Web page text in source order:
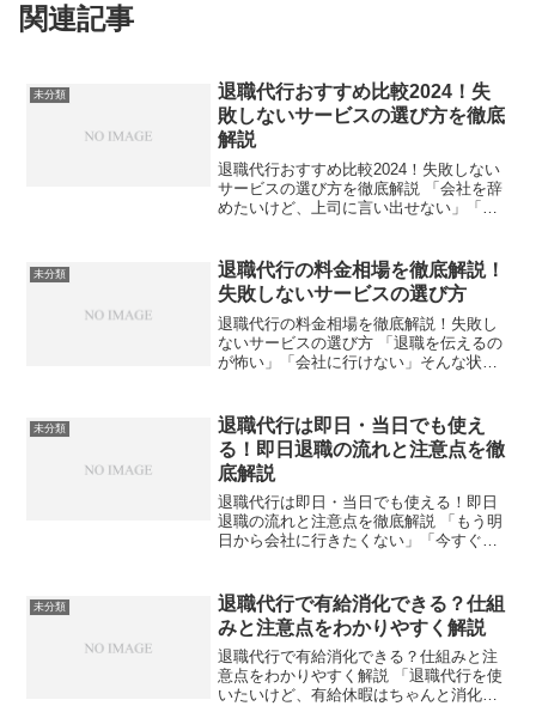
関連記事
未分類
退職代行おすすめ比較2024！失
敗しないサービスの選び方を徹底
解説
退職代行おすすめ比較2024！失敗しない
サービスの選び方を徹底解説 「会社を辞
めたいけど、上司に言い出せない」「毎
行サービスです。本記事では、退職代行
の選び方のポイント...
未分類
退職代行の料金相場を徹底解説！
失敗しないサービスの選び方
退職代行の料金相場を徹底解説！失敗し
ないサービスの選び方 「退職を伝えるの
が怖い」「会社に行けない」そんな状況
「料金はいくらかかるの？」「高くな
い？」と気になる方も多い...
未分類
退職代行は即日・当日でも使え
る！即日退職の流れと注意点を徹
底解説
退職代行は即日・当日でも使える！即日
退職の流れと注意点を徹底解説 「もう明
日から会社に行きたくない」「今すぐ辞
職代行サービスを使えば、申し込んだ当
日・即日に退職の手続き...
未分類
退職代行で有給消化できる？仕組
みと注意点をわかりやすく解説
退職代行で有給消化できる？仕組みと注
意点をわかりやすく解説 「退職代行を使
いたいけど、有給休暇はちゃんと消化で